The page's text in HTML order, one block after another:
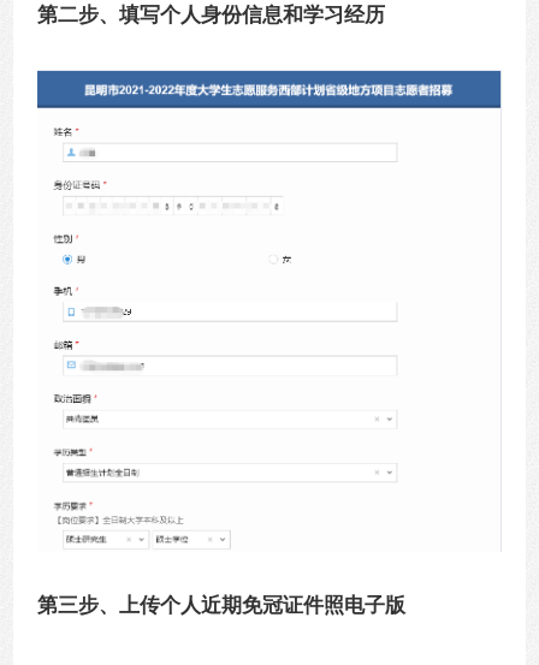
第二步、填写个人身份信息和学习经历
第三步、上传个人近期免冠证件照电子版